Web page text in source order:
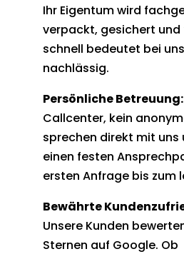
Ihr Eigentum wird
verpackt, gesichert
schnell bedeutet bei
nachlässig.
Persönliche Betreuung:
Callcenter, kein
sprechen direkt mit uns
einen festen
ersten Anfrage bis zum
Bewährte
Unsere Kunden
Sternen auf Google. Ob